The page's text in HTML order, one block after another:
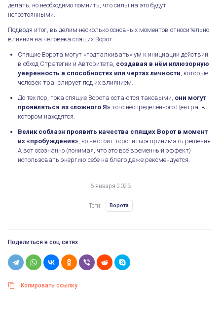
Влияние спящих ворот
делать, но необходимо помнить, что силы на это будут
непостоянными.
Подводя итог, выделим несколько основных моментов относительно
влияния на человека спящих Ворот:
Спящие Ворота могут «подталкивать» ум к инициации действий
в обход Стратегии и Авторитета, создавая в нём иллюзорную
уверенность в способностях или чертах личности , которые
человек транслирует под их влиянием.
До тех пор, пока спящие Ворота остаются таковыми, они могут
проявляться из «ложного Я» того неопределённого Центра, в
котором находятся.
Велик соблазн проявить качества спящих Ворот в момент
их «пробуждения» , но не стоит торопиться принимать решения.
А вот осознанно (понимая, что это всё временный эффект)
использовать энергию себе на благо даже рекомендуется.
6 января 2023
Теги: Ворота
Поделиться в соц сетях
Копировать ссылку